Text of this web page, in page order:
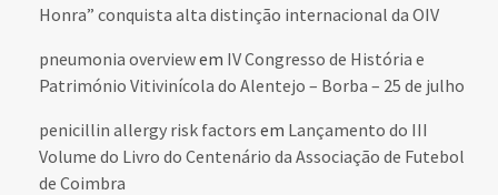
Honra” conquista alta distinção internacional da OIV
pneumonia overviewem IV Congresso de História e
Património Vitivinícola do Alentejo – Borba – 25 de julho
penicillin allergy risk factors em Lançamento do III
Volume do Livro do Centenário da Associação de Futebol
de Coimbra